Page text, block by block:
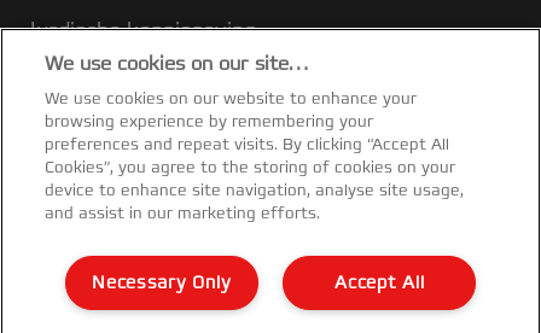
Jurdische kennisgeving
Imprint
Klantenservice
Mijn gegevens beheren
Garantievoorwaarden
Conformiteitsverklaringen
Richtlijnen bij recycling van verpakkingen
Sitemap
We use cookies on our site…
We use cookies on our website to enhance your
browsing experience by remembering your
preferences and repeat visits. By clicking “Accept All
Cookies”, you agree to the storing of cookies on your
device to enhance site navigation, analyse site usage,
and assist in our marketing efforts.
Accept All
Necessary Only